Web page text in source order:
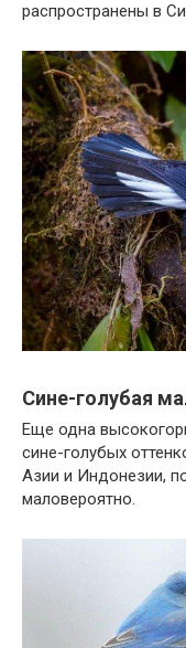
распространены в
Сине-голубая
Еще одна
сине-голубых
Азии и Индонезии,
маловероятно.